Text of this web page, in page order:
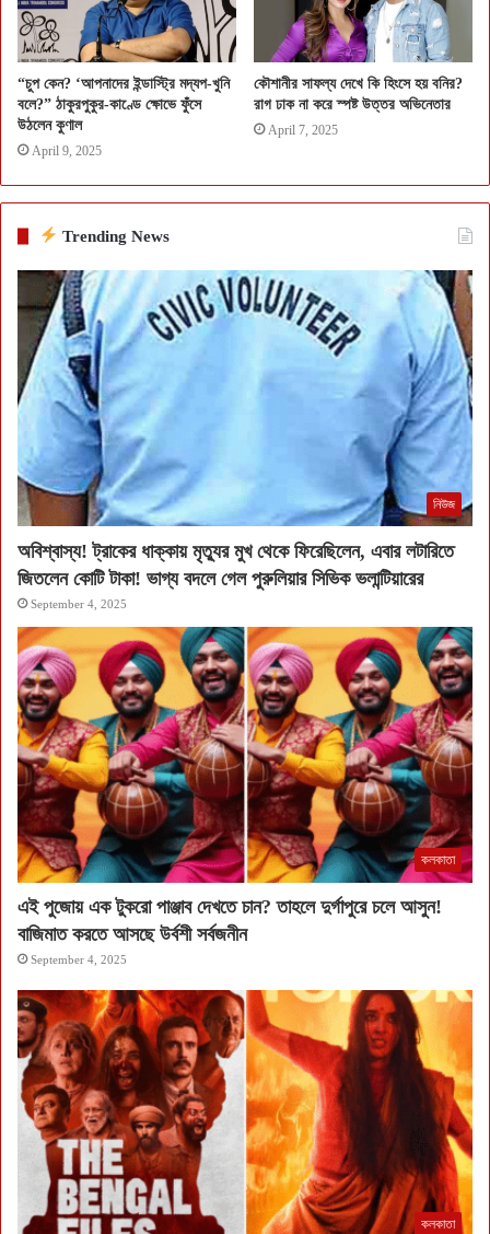
“চুপ কেন? ‘আপনাদের ইন্ডাস্ট্রি মদ্যপ-খুনি
বলে?” ঠাকুরপুকুর-কাণ্ডে ক্ষোভে ফুঁসে
উঠলেন কুণাল
April 9, 2025
কৌশানীর সাফল্য দেখে কি হিংসে হয় বনির?
রাগ ঢাক না করে স্পষ্ট উত্তর অভিনেতার
April 7, 2025
Trending News
নিউজ
অবিশ্বাস্য! ট্রাকের ধাক্কায় মৃত্যুর মুখ থেকে ফিরেছিলেন, এবার লটারিতে
জিতলেন কোটি টাকা! ভাগ্য বদলে গেল পুরুলিয়ার সিভিক ভলান্টিয়ারের
September 4, 2025
কলকাতা
এই পুজোয় এক টুকরো পাঞ্জাব দেখতে চান? তাহলে দুর্গাপুরে চলে আসুন!
বাজিমাত করতে আসছে উর্বশী সর্বজনীন
September 4, 2025
কলকাতা